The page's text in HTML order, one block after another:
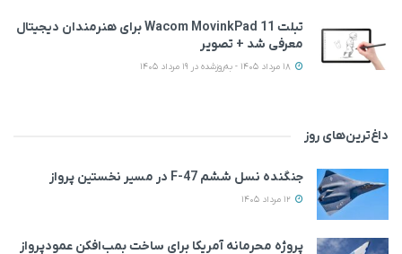
تبلت Wacom MovinkPad 11 برای هنرمندان دیجیتال
معرفی شد + تصویر
داغ‌ترین‌های روز
جنگنده نسل ششم F-47 در مسیر نخستین پرواز
پروژه محرمانه آمریکا برای ساخت بمب‌افکن عمودپرواز